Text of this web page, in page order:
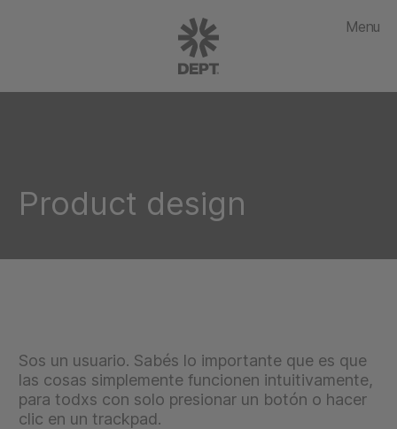
Menu
Product design
Sos un usuario. Sabés lo importante que es que
las cosas simplemente funcionen intuitivamente,
para todxs con solo presionar un botón o hacer
clic en un trackpad.